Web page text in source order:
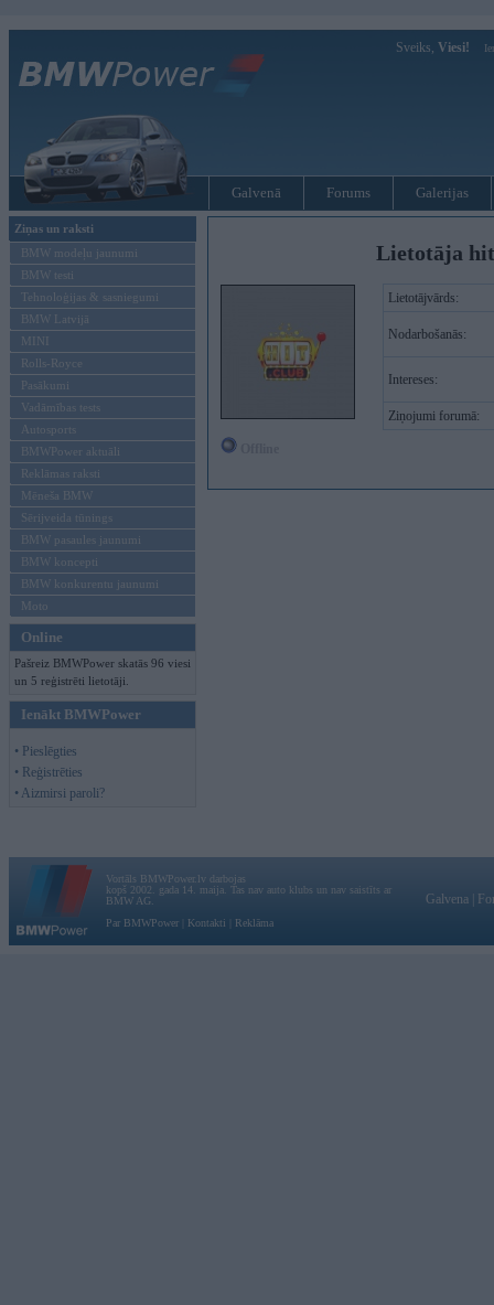
Sveiks, Viesi!
Galvenā Forums Galerijas
Ziņas un raksti
BMW modeļu jaunumi
BMW testi
Tehnoloģijas & sasniegumi
BMW Latvijā
MINI
Rolls-Royce
Pasākumi
Vadāmības tests
Autosports
BMWPower aktuāli
Reklāmas raksti
Mēneša BMW
Sērijveida tūnings
BMW pasaules jaunumi
BMW koncepti
BMW konkurentu jaunumi
Moto
Online
Pašreiz BMWPower skatās 96 viesi
un 5 reģistrēti lietotāji.
Ienākt BMWPower
• Pieslēgties
• Reģistrēties
• Aizmirsi paroli?
Lietotāja
Lietotājvārds:
Nodarbošanās:
Intereses:
Ziņojumi forumā:
Vortāls BMWPower.lv darbojas
kopš 2002. gada 14. maija. Tas nav auto klubs un nav saistīts ar
BMW AG.
Par BMWPower
Kontakti Reklāma
Galvena